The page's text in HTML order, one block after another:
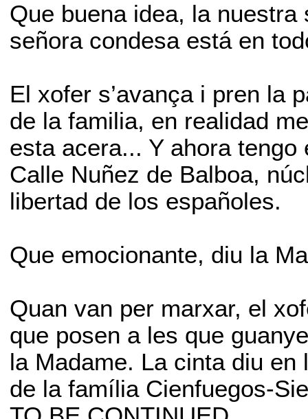
Que buena idea, la
señora condesa está en
El xofer s’avança i pren la
de la familia, en realidad
esta acera... Y ahora
Calle Nuñez de Balboa,
libertad de los españoles.
Que emocionante, diu la
Quan van per marxar, el
que posen a les que
la Madame. La cinta diu
de la família Cienfuegos-